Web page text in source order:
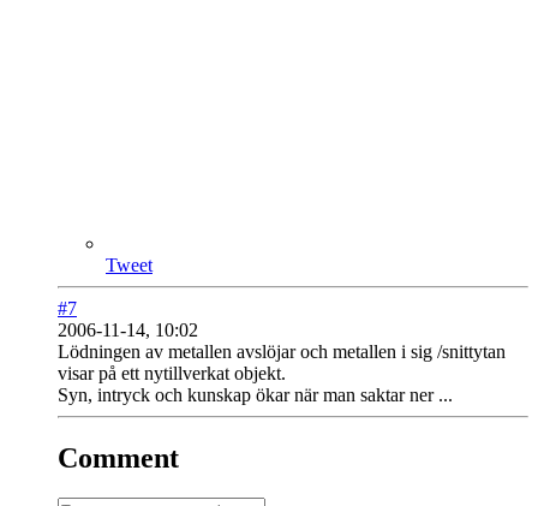
Tweet
#7
2006-11-14, 10:02
Lödningen av metallen avslöjar och metallen i sig /snittytan
visar på ett nytillverkat objekt.
Syn, intryck och kunskap ökar när man saktar ner ...
Comment